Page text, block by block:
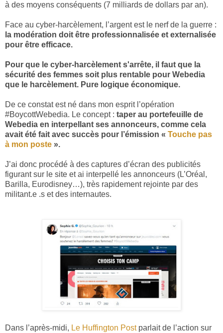
à des moyens conséquents (7 milliards de dollars par an).
Face au cyber-harcèlement, l’argent est le nerf de la guerre :
la modération doit être professionnalisée et externalisée
pour être efficace.
Pour que le cyber-harcèlement s'arrête, il faut que la
sécurité des femmes soit plus rentable pour Webedia
que le harcèlement. Pure logique économique.
De ce constat est né dans mon esprit l’opération
#BoycottWebedia. Le concept : taper au portefeuille de
Webedia en interpellant ses annonceurs, comme cela
avait été fait avec succès pour l’émission « Touche pas
à mon poste ».
J’ai donc procédé à des captures d’écran des publicités
figurant sur le site et ai interpellé les annonceurs (L’Oréal,
Barilla, Eurodisney…), très rapidement rejointe par des
militant.e .s et des internautes.
Dans l’après-midi, Le Huffington Postparlait de l’action sur